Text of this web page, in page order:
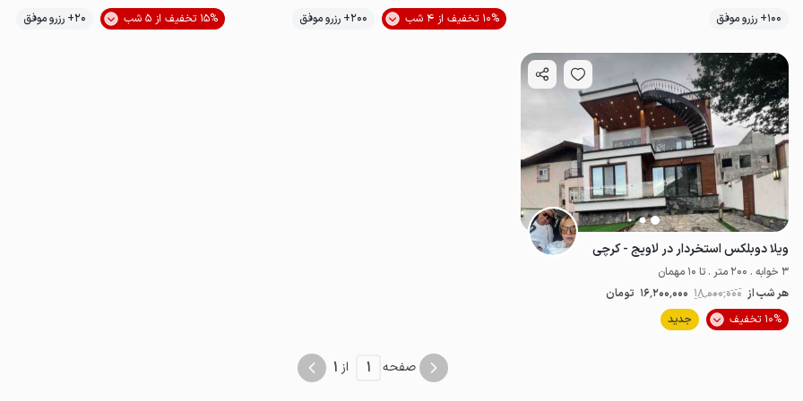
100+ رزرو موفق
موقعیت در نقشه
10% تخفیف از 4 شب
200+ رزرو موفق موقعیت در نقشه
15% تخفیف از 5 شب
20+ رزرو موفق
ویلا دوبلکس استخردار در لاویج - کرچی
3 خوابه . 200 متر . تا 10 مهمان
هر شب از 18٬000٬000 16٬200٬000 تومان
10% تخفیف
جدید
صفحه 1 از 1